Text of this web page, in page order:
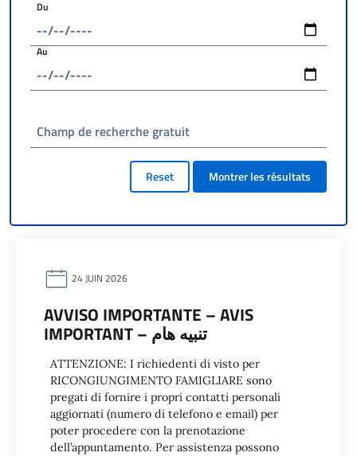
Du
Au
Champ de recherche gratuit
Reset Montrer les résultats
24 JUIN 2026
AVVISO IMPORTANTE – AVIS
IMPORTANT – تنبيه هام
ATTENZIONE: I richiedenti di visto per
RICONGIUNGIMENTO FAMIGLIARE sono
pregati di fornire i propri contatti personali
aggiornati (numero di telefono e email) per
poter procedere con la prenotazione
dell’appuntamento. Per assistenza possono